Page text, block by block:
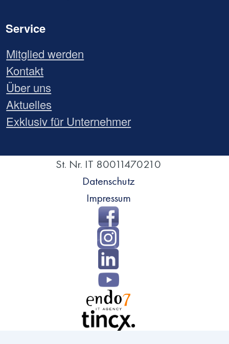
Service
Mitglied werden
Kontakt
Über uns
Aktuelles
Exklusiv für Unternehmer
St. Nr. IT 80011470210
Datenschutz
Impressum